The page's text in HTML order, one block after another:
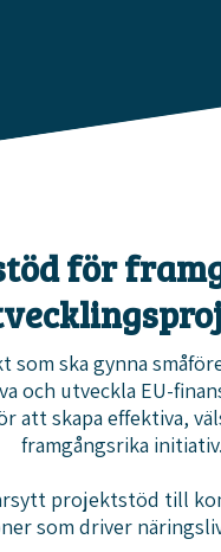
för
ska gynna
och utveckla EU-
att skapa effektiva,
framgångsrika initiativ.
projektstöd till
som driver